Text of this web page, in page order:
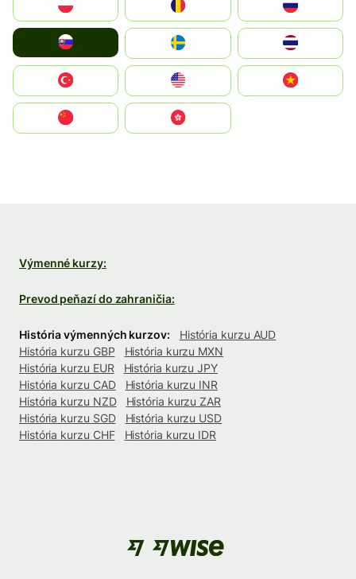
United States
中國香港特別行政區
Výmenné kurzy:
Prevod peňazí do zahraničia:
História výmenných kurzov:
História kurzu AUD
História kurzu GBP
História kurzu MXN
História kurzu EUR
História kurzu JPY
História kurzu CAD
História kurzu INR
História kurzu NZD
História kurzu ZAR
História kurzu SGD
História kurzu USD
História kurzu CHF
História kurzu IDR